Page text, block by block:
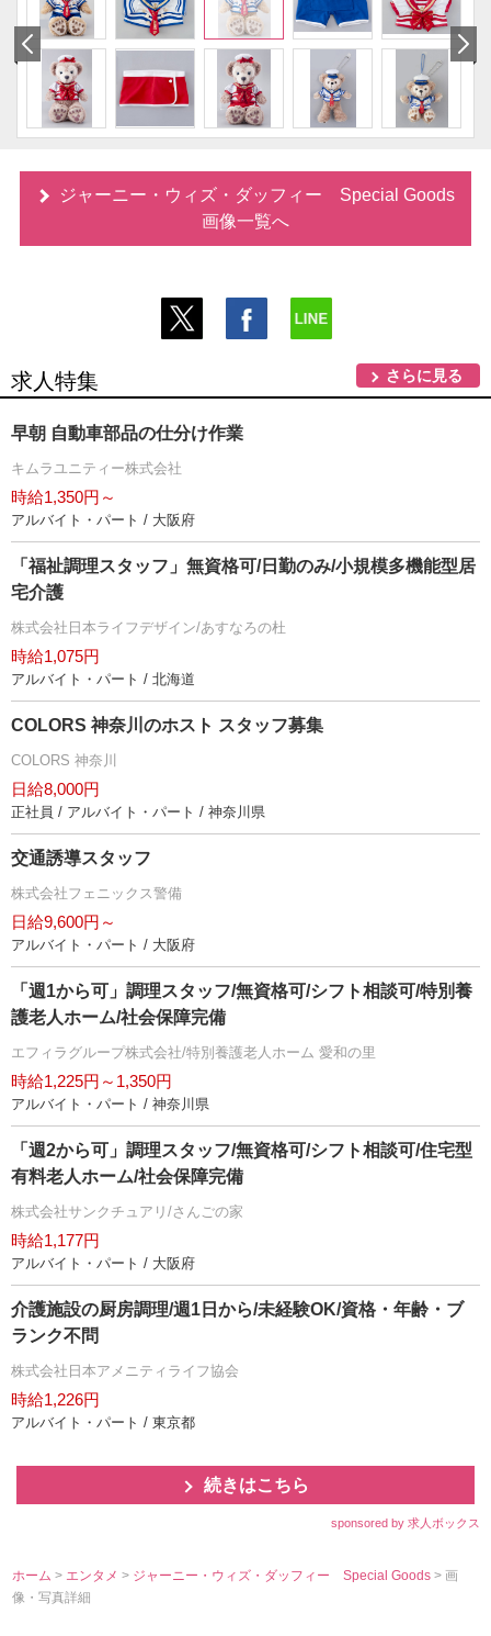
ジャーニー・ウィズ・ダッフィー Special Goods
画像一覧へ
求人特集 さらに見る
早朝 自動車部品の仕分け作業
キムラユニティー株式会社
時給1,350円～
アルバイト・パート / 大阪府
「福祉調理スタッフ」無資格可/日勤のみ/小規模多機能型居
宅介護
株式会社日本ライフデザイン/あすなろの杜
時給1,075円
アルバイト・パート / 北海道
COLORS 神奈川のホスト スタッフ募集
COLORS 神奈川
日給8,000円
正社員 / アルバイト・パート / 神奈川県
交通誘導スタッフ
株式会社フェニックス警備
日給9,600円～
アルバイト・パート / 大阪府
「週1から可」調理スタッフ/無資格可/シフト相談可/特別養
護老人ホーム/社会保障完備
エフィラグループ株式会社/特別養護老人ホーム 愛和の里
時給1,225円～1,350円
アルバイト・パート / 神奈川県
「週2から可」調理スタッフ/無資格可/シフト相談可/住宅型
有料老人ホーム/社会保障完備
株式会社サンクチュアリ/さんごの家
時給1,177円
アルバイト・パート / 大阪府
介護施設の厨房調理/週1日から/未経験OK/資格・年齢・ブ
ランク不問
株式会社日本アメニティライフ協会
時給1,226円
アルバイト・パート / 東京都
続きはこちら
sponsored by 求人ボックス
ホーム > エンタメ> ジャーニー・ウィズ・ダッフィー Special Goods> 画
像・写真詳細